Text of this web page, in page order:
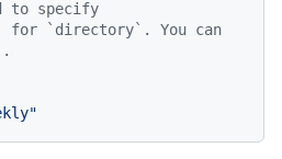
to specify
for `directory`. You can